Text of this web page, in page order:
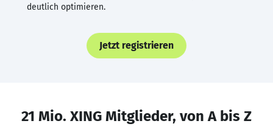
deutlich optimieren.
Jetzt registrieren
21 Mio. XING Mitglieder, von A bis Z